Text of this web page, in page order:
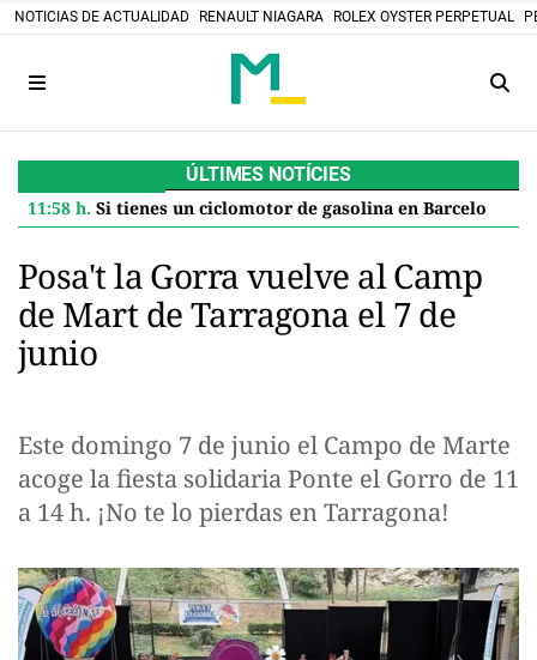
NOTICIAS DE ACTUALIDAD RENAULT NIAGARA ROLEX OYSTER PERPETUAL
ÚLTIMES NOTÍCIES
11:58 h. Si tienes un ciclomotor de gasolina en Barcelona, el Ayuntamiento te paga 600 euros por jubilarlo: así se solicita la ayuda
Posa't la Gorra vuelve al Camp
de Mart de Tarragona el 7 de
junio
Este domingo 7 de junio el Campo de Marte
acoge la fiesta solidaria Ponte el Gorro de 11
a 14 h. ¡No te lo pierdas en Tarragona!